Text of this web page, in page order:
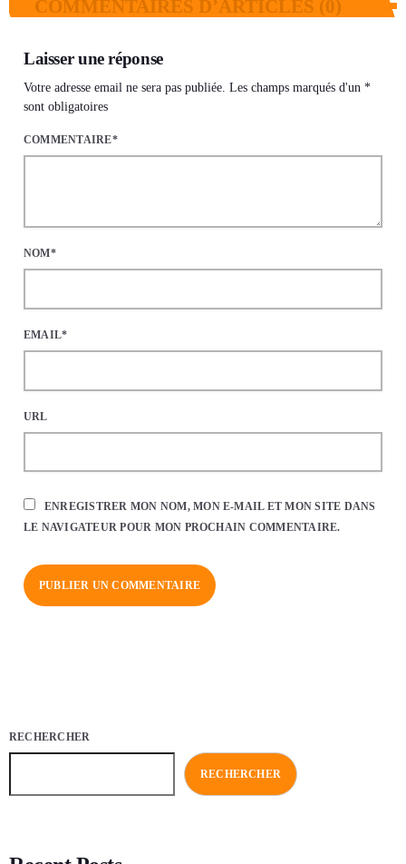
COMMENTAIRES D’ARTICLES (0)
Laisser une réponse
Votre adresse email ne sera pas publiée. Les champs marqués d'un *
sont obligatoires
COMMENTAIRE*
NOM*
EMAIL*
URL
ENREGISTRER MON NOM, MON E-MAIL ET MON SITE DANS
LE NAVIGATEUR POUR MON PROCHAIN COMMENTAIRE.
RECHERCHER
RECHERCHER